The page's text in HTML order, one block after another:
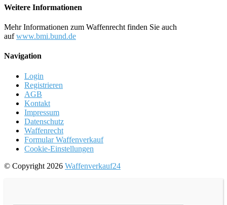
Weitere Informationen
Mehr Informationen zum Waffenrecht finden Sie auch
aufwww.bmi.bund.de
Navigation
Login
Registrieren
AGB
Kontakt
Impressum
Datenschutz
Waffenrecht
Formular Waffenverkauf
Cookie-Einstellungen
© Copyright 2026 Waffenverkauf24